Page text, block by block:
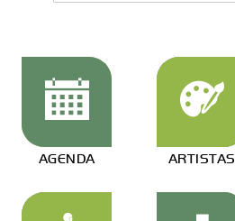
AGENDA ARTISTAS